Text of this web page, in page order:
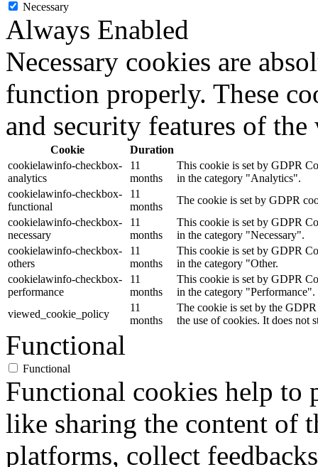
Necessary
Always Enabled
Necessary cookies are
function properly. These
and security features of
Cookie
Duration
cookielawinfo-checkbox-
analytics
11
months
This cookie is set by GDPR
in the category "Analytics".
cookielawinfo-checkbox-
functional
11
months
The cookie is set by GDPR
cookielawinfo-checkbox-
necessary
11
months
This cookie is set by GDPR
in the category "Necessary".
cookielawinfo-checkbox-
others
11
months
This cookie is set by GDPR
in the category "Other.
cookielawinfo-checkbox-
performance
11
months
This cookie is set by GDPR
in the category "Performance".
viewed_cookie_policy
11
months
The cookie is set by the
the use of cookies. It does not
Functional
Functional
Functional cookies help to
like sharing the content of
platforms, collect